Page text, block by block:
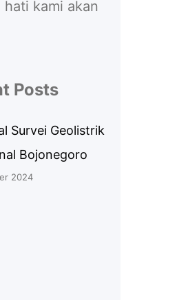
hati kami akan
Posts
Survei Geolistrik
Bojonegoro
2024